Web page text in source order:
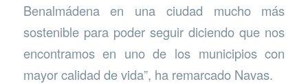
Benalmádena en una ciudad mucho más
sostenible para poder seguir diciendo que nos
encontramos en uno de los municipios con
mayor calidad de vida”, ha remarcado Navas.